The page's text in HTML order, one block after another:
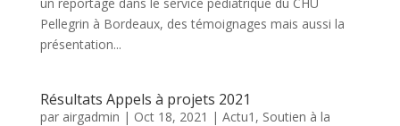
Pellegrin à Bordeaux, des témoignages mais aussi la
présentation...
Résultats Appels à projets 2021
par airgadmin | Oct 18, 2021 | Actu1 , Soutien à la